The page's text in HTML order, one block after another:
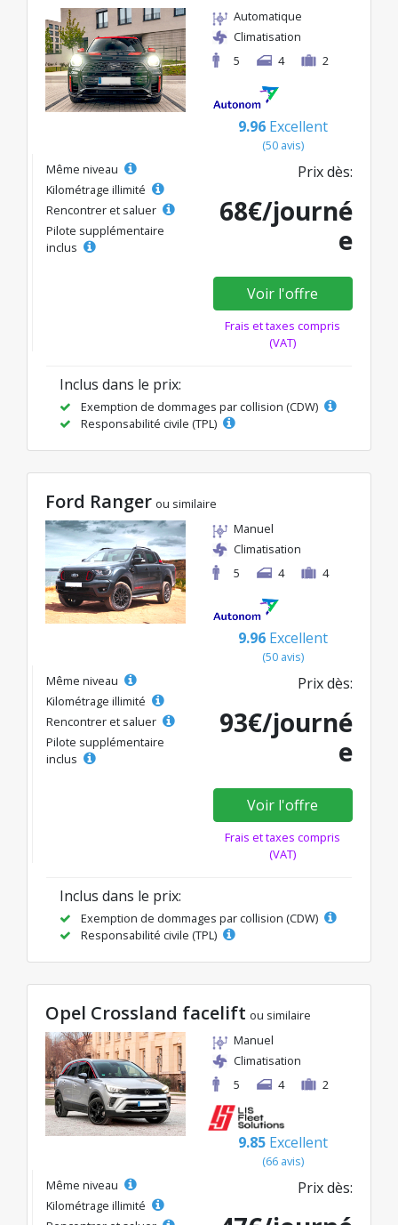
Automatique
Climatisation
5
4 2
9.96 Excellent
(50 avis)
Même niveau
Kilométrage illimité
Rencontrer et saluer
Pilote supplémentaire
inclus
Prix dès:
68€/journé
e
Voir l'offre
Frais et taxes compris
(VAT)
Inclus dans le prix:
Exemption de dommages par collision (CDW)
Responsabilité civile (TPL)
Ford Ranger ou similaire
Manuel
Climatisation
5
4 4
9.96 Excellent
(50 avis)
Même niveau
Kilométrage illimité
Rencontrer et saluer
Pilote supplémentaire
inclus
Prix dès:
93€/journé
e
Voir l'offre
Frais et taxes compris
(VAT)
Inclus dans le prix:
Exemption de dommages par collision (CDW)
Responsabilité civile (TPL)
Opel Crossland facelift ou similaire
Manuel
Climatisation
5
4 2
9.85 Excellent
(66 avis)
Même niveau
Kilométrage illimité
Prix dès: